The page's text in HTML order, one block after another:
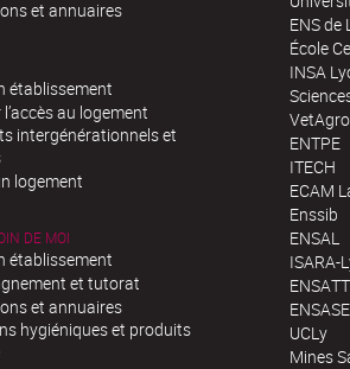
et annuaires
établissement
au logement
intergénérationnels et
logement
DE MOI
établissement
et tutorat
et annuaires
hygiéniques et produits
ENS de
École
INSA
ENTPE
ITECH
ECAM
Enssib
ENSAL
ISARA-
ENSATT
ENSASE
UCLy
Mines